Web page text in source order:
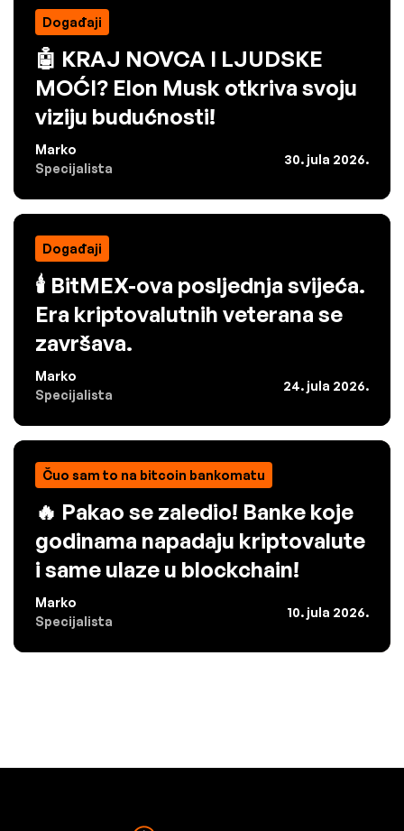
Događaji
🤖 KRAJ NOVCA I LJUDSKE
MOĆI? Elon Musk otkriva svoju
viziju budućnosti!
Marko
Specijalista
30. jula 2026.
Događaji
🕯️ BitMEX-ova posljednja svijeća.
Era kriptovalutnih veterana se
završava.
Marko
Specijalista
24. jula 2026.
Čuo sam to na bitcoin bankomatu
🔥 Pakao se zaledio! Banke koje
godinama napadaju kriptovalute
i same ulaze u blockchain!
Marko
Specijalista
10. jula 2026.